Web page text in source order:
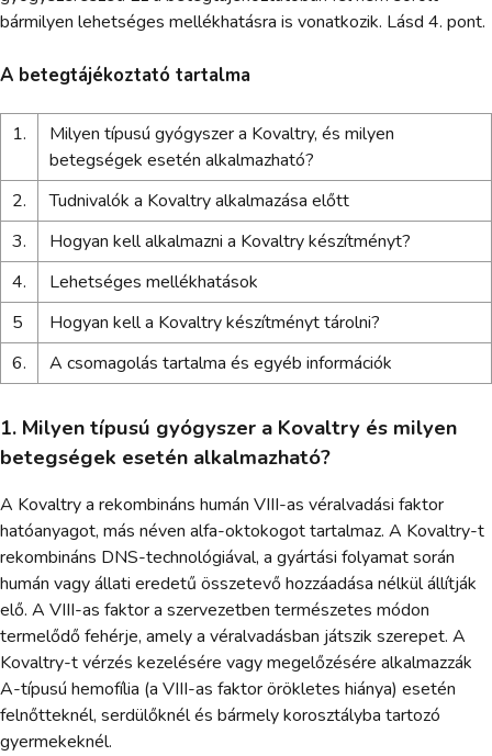
bármilyen lehetséges mellékhatásra is vonatkozik. Lásd 4. pont.
A betegtájékoztató tartalma
1.
Milyen típusú gyógyszer a Kovaltry, és milyen
betegségek esetén alkalmazható?
2.
Tudnivalók a Kovaltry alkalmazása előtt
3.
Hogyan kell alkalmazni a Kovaltry készítményt?
4.
Lehetséges mellékhatások
5
Hogyan kell a Kovaltry készítményt tárolni?
6.
A csomagolás tartalma és egyéb információk
1. Milyen típusú gyógyszer a Kovaltry és milyen
betegségek esetén alkalmazható?
A Kovaltry a rekombináns humán VIII-as véralvadási faktor
hatóanyagot, más néven alfa-oktokogot tartalmaz. A Kovaltry-t
rekombináns DNS-technológiával, a gyártási folyamat során
humán vagy állati eredetű összetevő hozzáadása nélkül állítják
elő. A VIII-as faktor a szervezetben természetes módon
termelődő fehérje, amely a véralvadásban játszik szerepet. A
Kovaltry-t vérzés kezelésére vagy megelőzésére alkalmazzák
A-típusú hemofília (a VIII-as faktor örökletes hiánya) esetén
felnőtteknél, serdülőknél és bármely korosztályba tartozó
gyermekeknél.